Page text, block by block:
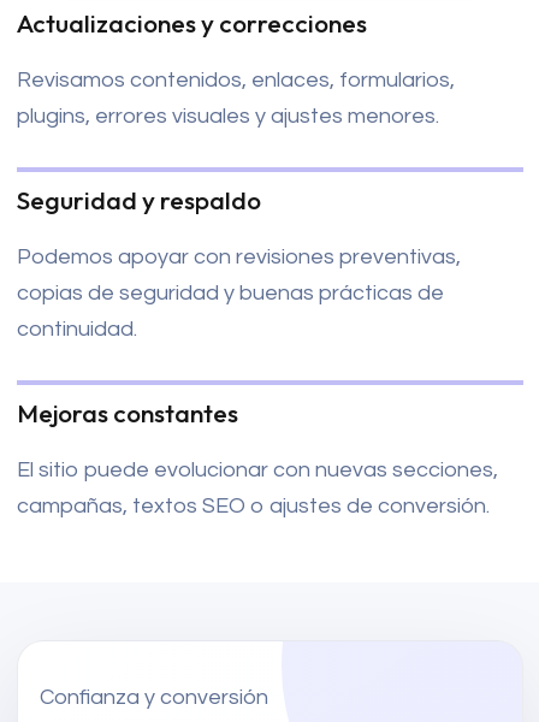
Actualizaciones y correcciones
Revisamos contenidos, enlaces, formularios,
plugins, errores visuales y ajustes menores.
Seguridad y respaldo
Podemos apoyar con revisiones preventivas,
copias de seguridad y buenas prácticas de
continuidad.
Mejoras constantes
El sitio puede evolucionar con nuevas secciones,
campañas, textos SEO o ajustes de conversión.
Confianza y conversión